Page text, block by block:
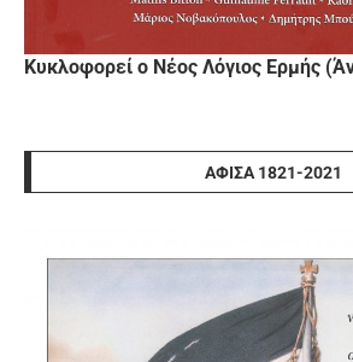
Κυκλοφορεί ο Νέος Λόγιος Ερμής
ΑΦΊΣΑ 1821-2021